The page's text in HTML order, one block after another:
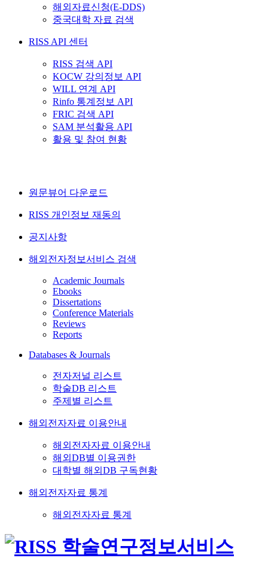
해외자료신청(E-DDS)
중국대학 자료 검색
RISS API 센터
RISS 검색 API
KOCW 강의정보 API
WILL 연계 API
Rinfo 통계정보 API
FRIC 검색 API
SAM 분석활용 API
활용 및 참여 현황
원문뷰어 다운로드
RISS 개인정보 재동의
공지사항
해외전자정보서비스 검색
Academic Journals
Ebooks
Dissertations
Conference Materials
Reviews
Reports
Databases & Journals
전자저널 리스트
학술DB 리스트
주제별 리스트
해외전자자료 이용안내
해외전자자료 이용안내
해외DB별 이용권한
대학별 해외DB 구독현황
해외전자자료 통계
해외전자자료 통계